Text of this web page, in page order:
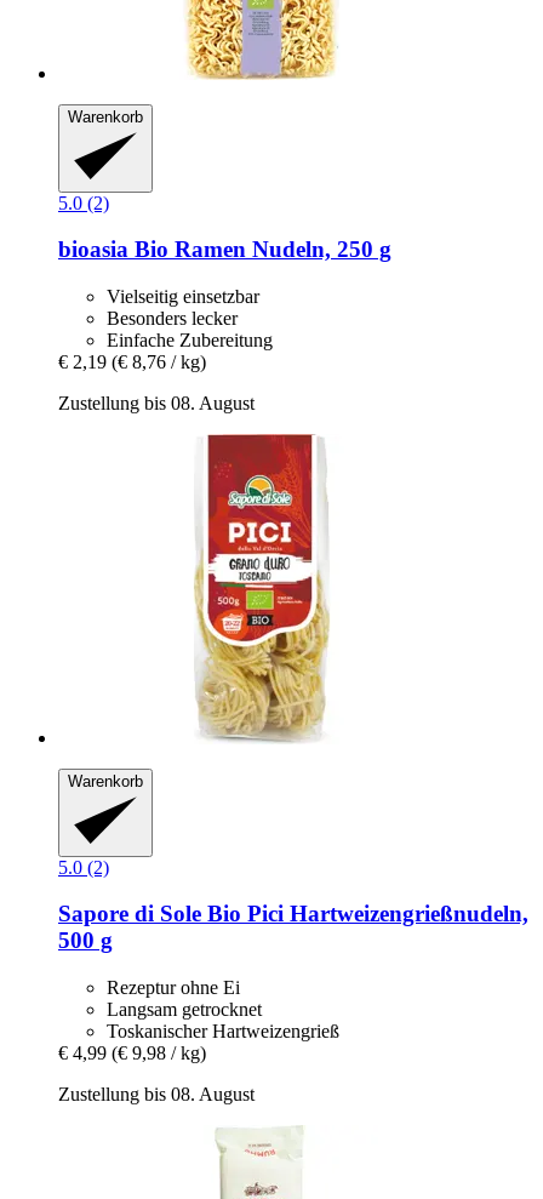
Warenkorb
5.0 (2)
bioasia Bio Ramen Nudeln, 250 g
Vielseitig einsetzbar
Besonders lecker
Einfache Zubereitung
€ 2,19 (€ 8,76 / kg)
Zustellung bis 08. August
Warenkorb
5.0 (2)
Sapore di Sole Bio Pici Hartweizengrießnudeln,
500 g
Rezeptur ohne Ei
Langsam getrocknet
Toskanischer Hartweizengrieß
€ 4,99 (€ 9,98 / kg)
Zustellung bis 08. August